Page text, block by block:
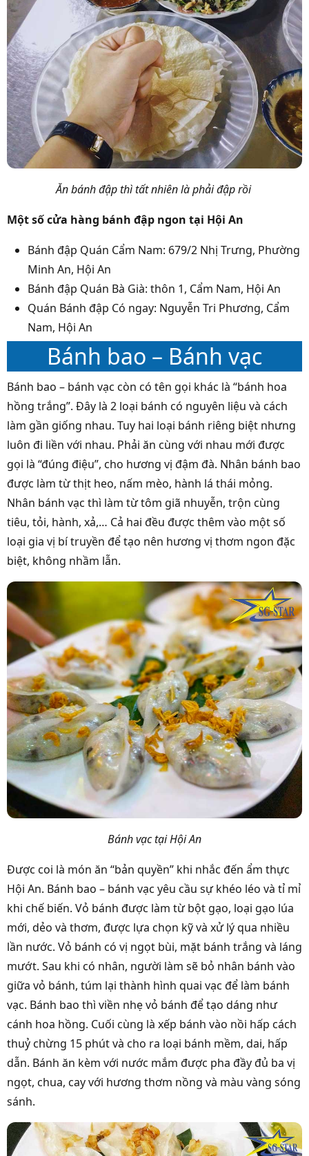
Ăn bánh đập thì tất nhiên là phải đập rồi
Một số cửa hàng bánh đập ngon tại Hội An
Bánh đập Quán Cẩm Nam: 679/2 Nhị Trưng, Phường
Minh An, Hội An
Bánh đập Quán Bà Già: thôn 1, Cẩm Nam, Hội An
Quán Bánh đập Có ngay: Nguyễn Tri Phương, Cẩm
Nam, Hội An
Bánh bao – Bánh vạc
Bánh bao – bánh vạc còn có tên gọi khác là “bánh hoa
hồng trắng”. Đây là 2 loại bánh có nguyên liệu và cách
làm gần giống nhau. Tuy hai loại bánh riêng biệt nhưng
luôn đi liền với nhau. Phải ăn cùng với nhau mới được
gọi là “đúng điệu”, cho hương vị đậm đà. Nhân bánh bao
được làm từ thịt heo, nấm mèo, hành lá thái mỏng.
Nhân bánh vạc thì làm từ tôm giã nhuyễn, trộn cùng
tiêu, tỏi, hành, xả,… Cả hai đều được thêm vào một số
loại gia vị bí truyền để tạo nên hương vị thơm ngon đặc
biệt, không nhầm lẫn.
Bánh vạc tại Hội An
Được coi là món ăn “bản quyền” khi nhắc đến ẩm thực
Hội An. Bánh bao – bánh vạc yêu cầu sự khéo léo và tỉ mỉ
khi chế biến. Vỏ bánh được làm từ bột gạo, loại gạo lúa
mới, dẻo và thơm, được lựa chọn kỹ và xử lý qua nhiều
lần nước. Vỏ bánh có vị ngọt bùi, mặt bánh trắng và láng
mướt. Sau khi có nhân, người làm sẽ bỏ nhân bánh vào
giữa vỏ bánh, túm lại thành hình quai vạc để làm bánh
vạc. Bánh bao thì viền nhẹ vỏ bánh để tạo dáng như
cánh hoa hồng. Cuối cùng là xếp bánh vào nồi hấp cách
thuỷ chừng 15 phút và cho ra loại bánh mềm, dai, hấp
dẫn. Bánh ăn kèm với nước mắm được pha đầy đủ ba vị
ngọt, chua, cay với hương thơm nồng và màu vàng sóng
sánh.